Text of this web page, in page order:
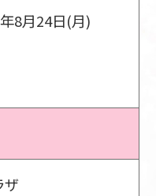
8月24日(月)
ザ